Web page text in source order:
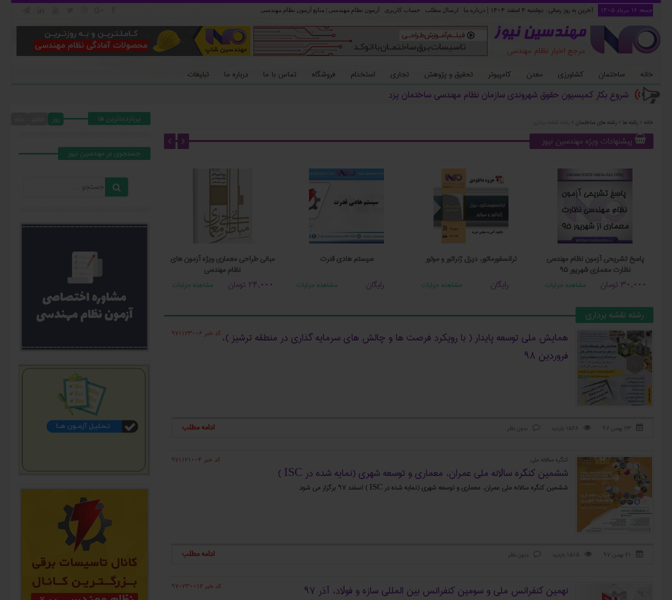
جمعه ۱۶ مرداد ۱۴۰۵ آخرین به روز رسانی : دوشنبه ۴ اسفند ۱۴۰۴ | درباره ما ارسال مطلب حساب کاربری آزمون نظام مهندسی | منابع آزمون نظام مهندسی
مهندسین نیوز
مرجع اخبار نظام مهندسی
خانه ساختمان کشاورزی معدن کامپیوتر تحقیق و پژوهش تجاری استخدام فروشگاه تماس با ما درباره ما تبلیغات
شروع بکار کمیسیون حقوق شهروندی سازمان نظام مهندسی ساختمان یزد
خانه رشته ها رشته های ساختمان
پیشنهادات ویژه مهندسین نیوز
فیلم آمادگی آزمون نظام مهندسی عمران-
محاسبات (پی)
مشاهده جزئیات
مبانی طراحی معماری ویژه آزمون‌ های
نظام مهندسی
24,000 تومان مشاهده جزئیات
سیستم هادی قدرت
رایگان مشاهده جزئیات
ترانسفورماتور، دیزل ژنراتور و موتور
رایگان مشاهده جزئیات
پاسخ تشریحی آزمون نظام مهندسی
نظارت معماری شهریور ۹۵
30,000 تومان مشاهده جزئیات
رشته نقشه برداری
کد خبر 971123006 همایش ملی توسعه پایدار ( با رویکرد فرصت ها و چالش های سرمایه گذاری در منطقه ترشیز )،
فروردین ۹۸
 ۲۳ بهمن ۹۷  1568 بازدید  بدون نظر ادامه مطلب
کنگره سالانه ملی کد خبر 971121004
ششمین کنگره سالانه ملی عمران، معماری و توسعه شهری (نمایه شده در ISC )
ششمین کنگره سالانه ملی عمران، معماری و توسعه شهری (نمایه شده در ISC ) اسفند 97 برگزار می شود.
 ۲۱ بهمن ۹۷  1515 بازدید  بدون نظر ادامه مطلب
کد خبر 970230012 نهمین کنفرانس ملی و سومین کنفرانس بین المللی سازه و فولاد، آذر ۹۷
پربازدیدترین ها روز
جستجوي در مهندسين نيوز